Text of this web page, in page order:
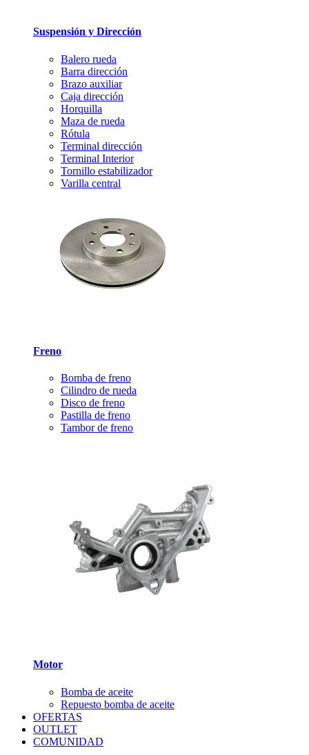
Suspensión y Dirección
Balero rueda
Barra dirección
Brazo auxiliar
Caja dirección
Horquilla
Maza de rueda
Rótula
Terminal dirección
Terminal Interior
Tornillo estabilizador
Varilla central
Freno
Bomba de freno
Cilindro de rueda
Disco de freno
Pastilla de freno
Tambor de freno
Motor
Bomba de aceite
Repuesto bomba de aceite
OFERTAS
OUTLET
COMUNIDAD